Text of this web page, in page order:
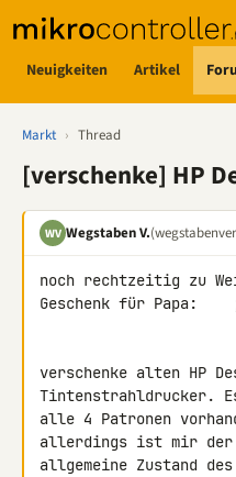
Neuigkeiten Artikel
Markt › Thread
[verschenke] HP
WV Wegstaben V.
noch rechtzeitig zu
Geschenk für Papa:
verschenke alten HP
Tintenstrahldrucker.
alle 4 Patronen
allerdings ist mir der
allgemeine Zustand